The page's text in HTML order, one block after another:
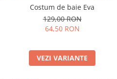
Costum de baie Eva
129,00 RON
64,50 RON
VEZI VARIANTE